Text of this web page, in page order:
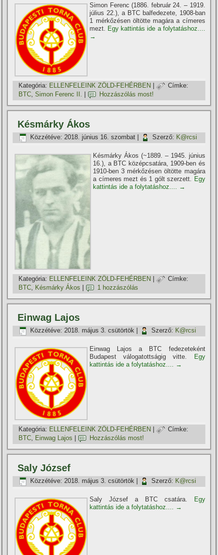
Simon Ferenc (1886. február 24. – 1919.
július 22.), a BTC balfedezete, 1908-ban
1 mérkőzésen öltötte magára a cí­meres
mezt.
Egy kattintás ide a folytatáshoz....
→
Kategória: ELLENFELEINK ZÖLD-FEHÉRBEN |
Címke:
BTC,Simon Ferenc II. Hozzászólás most!
Késmárky Ákos
Közzétéve: 2018. június 16. szombat Szerző: K@rcsi
Késmárky Ákos (~1889. – 1945. június
16.), a BTC középcsatára, 1909-ben és
1910-ben 3 mérkőzésen öltötte magára
a cí­meres mezt és 1 gólt szerzett.
Egy
kattintás ide a folytatáshoz....
→
Kategória: ELLENFELEINK ZÖLD-FEHÉRBEN |
Címke:
BTC, Késmárky Ákos 1 hozzászólás
Einwag Lajos
Közzétéve: 2018. május 3. csütörtök Szerző: K@rcsi
Einwag Lajos a BTC fedezeteként
Budapest válogatottságig vitte.
Egy
kattintás ide a folytatáshoz....
→
Kategória: ELLENFELEINK ZÖLD-FEHÉRBEN |
Címke:
BTC, Einwag Lajos Hozzászólás most!
Saly József
Közzétéve: 2018. május 3. csütörtök Szerző: K@rcsi
Saly József a BTC csatára.
Egy
kattintás ide a folytatáshoz....
→